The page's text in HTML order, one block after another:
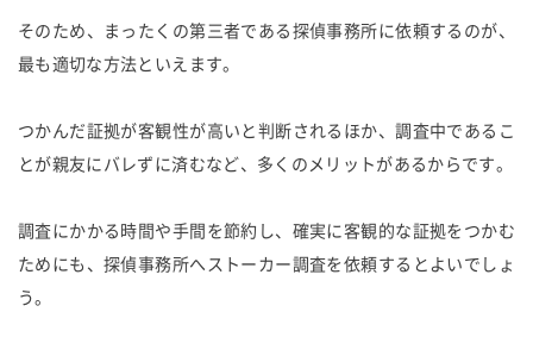
そのため、まったくの第三者である探偵事務所に依頼するのが、
最も適切な方法といえます。
つかんだ証拠が客観性が高いと判断されるほか、調査中であるこ
とが親友にバレずに済むなど、多くのメリットがあるからです。
調査にかかる時間や手間を節約し、確実に客観的な証拠をつかむ
ためにも、探偵事務所へストーカー調査を依頼するとよいでしょ
う。